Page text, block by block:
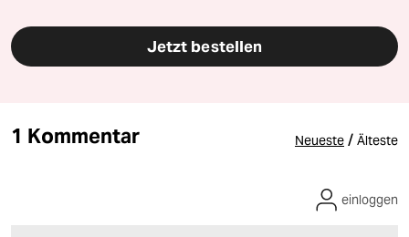
Jetzt bestellen
1 Kommentar Neueste / Älteste
einloggen